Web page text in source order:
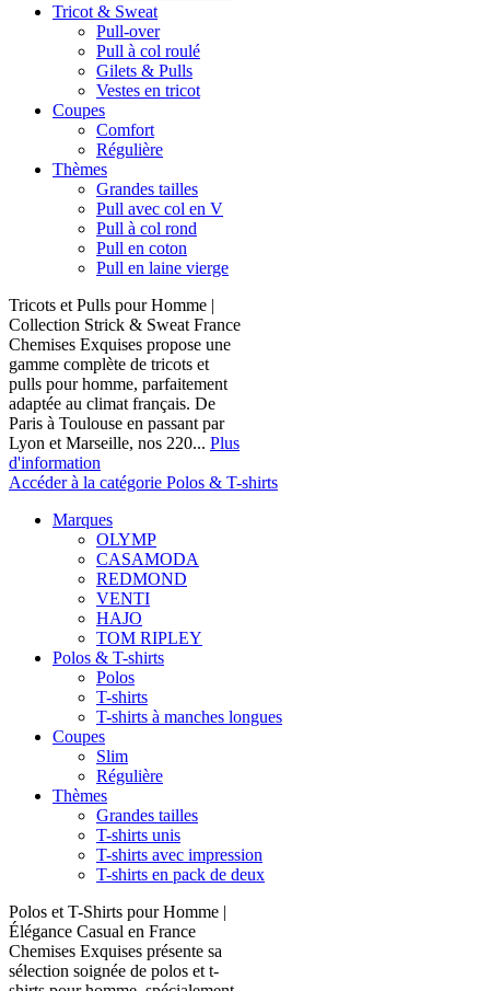
Tricot & Sweat
Pull-over
Pull à col roulé
Gilets & Pulls
Vestes en tricot
Coupes
Comfort
Régulière
Thèmes
Grandes tailles
Pull avec col en V
Pull à col rond
Pull en coton
Pull en laine vierge
Tricots et Pulls pour Homme |
Collection Strick & Sweat France
Chemises Exquises propose une
gamme complète de tricots et
pulls pour homme, parfaitement
adaptée au climat français. De
Paris à Toulouse en passant par
Lyon et Marseille, nos 220... Plus
d'information
Accéder à la catégorie Polos & T-shirts
Marques
OLYMP
CASAMODA
REDMOND
VENTI
HAJO
TOM RIPLEY
Polos & T-shirts
Polos
T-shirts
T-shirts à manches longues
Coupes
Slim
Régulière
Thèmes
Grandes tailles
T-shirts unis
T-shirts avec impression
T-shirts en pack de deux
Polos et T-Shirts pour Homme |
Élégance Casual en France
Chemises Exquises présente sa
sélection soignée de polos et t-